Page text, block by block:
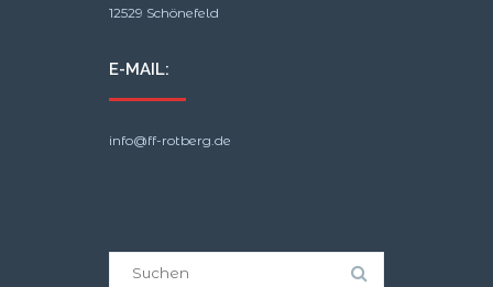
12529 Schönefeld
E-MAIL:
info@ff-rotberg.de